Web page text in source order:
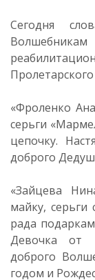
Сегодня
«Фроленко
серьги
цепочку.
доброго
«Зайцева
майку,
рада
Девочка от
доброго
годом и